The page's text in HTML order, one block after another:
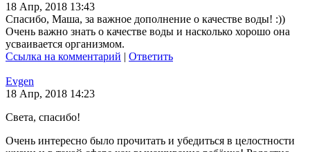
18 Апр, 2018 13:43
Спасибо, Маша, за важное дополнение о качестве воды! :))
Очень важно знать о качестве воды и насколько хорошо она
усваивается организмом.
Ссылка на комментарий | Ответить
Evgen
18 Апр, 2018 14:23
Света, спасибо!
Очень интересно было прочитать и убедиться в целостности